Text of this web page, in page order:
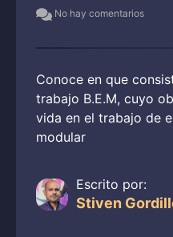
No hay comentarios
Conoce en que
trabajo B.E.M, cuyo
vida en el trabajo de
modular
Escrito por:
Stiven